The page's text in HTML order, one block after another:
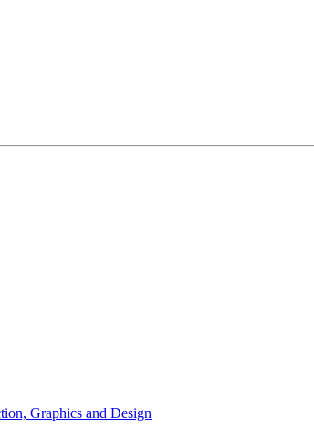
Graphics and Design